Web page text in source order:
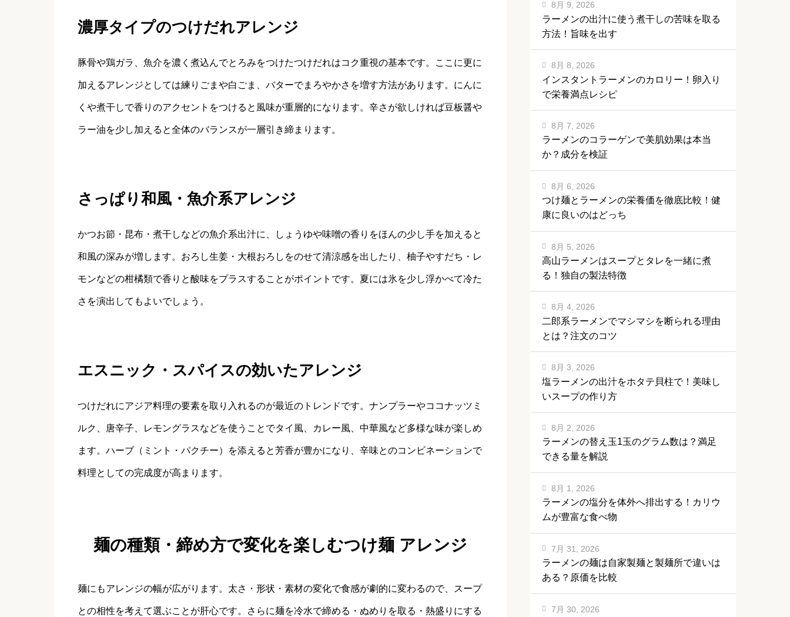
濃厚タイプのつけだれアレンジ
豚骨や鶏ガラ、魚介を濃く煮込んでとろみをつけたつけだれはコク重視の基本です。ここに更に
加えるアレンジとしては練りごまや白ごま、バターでまろやかさを増す方法があります。にんに
くや煮干しで香りのアクセントをつけると風味が重層的になります。辛さが欲しければ豆板醤や
ラー油を少し加えると全体のバランスが一層引き締まります。
さっぱり和風・魚介系アレンジ
かつお節・昆布・煮干しなどの魚介系出汁に、しょうゆや味噌の香りをほんの少し手を加えると
和風の深みが増します。おろし生姜・大根おろしをのせて清涼感を出したり、柚子やすだち・レ
モンなどの柑橘類で香りと酸味をプラスすることがポイントです。夏には氷を少し浮かべて冷た
さを演出してもよいでしょう。
エスニック・スパイスの効いたアレンジ
つけだれにアジア料理の要素を取り入れるのが最近のトレンドです。ナンプラーやココナッツミ
ルク、唐辛子、レモングラスなどを使うことでタイ風、カレー風、中華風など多様な味が楽しめ
ます。ハーブ（ミント・パクチー）を添えると芳香が豊かになり、辛味とのコンビネーションで
料理としての完成度が高まります。
麺の種類・締め方で変化を楽しむつけ麺 アレンジ
麺にもアレンジの幅が広がります。太さ・形状・素材の変化で食感が劇的に変わるので、スープ
との相性を考えて選ぶことが肝心です。さらに麺を冷水で締める・ぬめりを取る・熱盛りにする
ラーメンの出汁に使う煮干しの苦味を取る
方法！旨味を出す
8月 9, 2026
インスタントラーメンのカロリー！卵入り
で栄養満点レシピ
8月 8, 2026
ラーメンのコラーゲンで美肌効果は本当
か？成分を検証
8月 7, 2026
つけ麺とラーメンの栄養価を徹底比較！健
康に良いのはどっち
8月 6, 2026
高山ラーメンはスープとタレを一緒に煮
る！独自の製法特徴
8月 5, 2026
二郎系ラーメンでマシマシを断られる理由
とは？注文のコツ
8月 4, 2026
塩ラーメンの出汁をホタテ貝柱で！美味し
いスープの作り方
8月 3, 2026
ラーメンの替え玉1玉のグラム数は？満足
できる量を解説
8月 2, 2026
ラーメンの塩分を体外へ排出する！カリウ
ムが豊富な食べ物
8月 1, 2026
ラーメンの麺は自家製麺と製麺所で違いは
ある？原価を比較
7月 31, 2026
7月 30, 2026